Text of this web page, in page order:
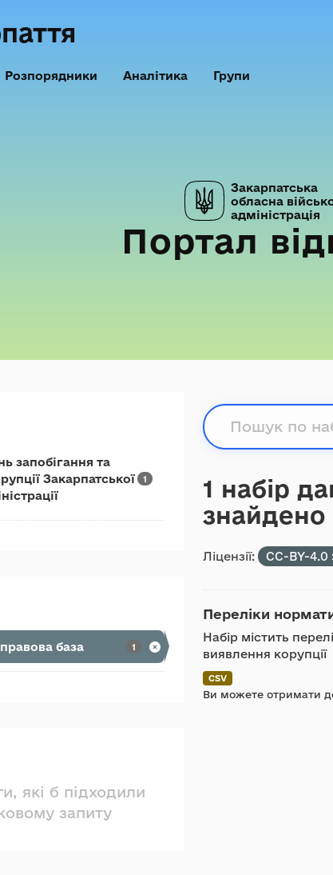
Розпорядники Аналітика Групи
Закарпатська
обласна
адміністрація
Портал
запобігання та
Закарпатської
1
база 1
які б підходили
запиту
1 набір
знайдено
Ліцензії: CC-BY-4.0
Переліки
Набір містить
виявлення корупції
CSV
Ви можете отримати